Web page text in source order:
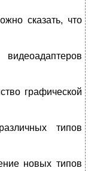
сказать, что
графической
типов
новых типов